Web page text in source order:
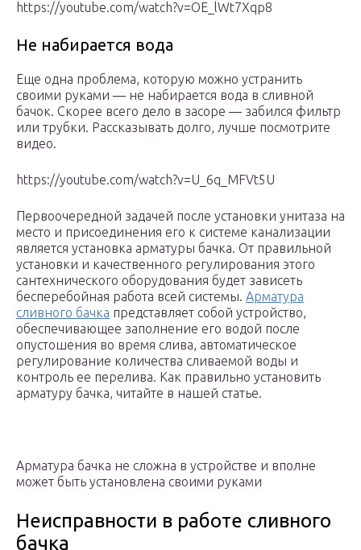
https://youtube.com/watch?v=OE_lWt7Xqp8
Не набирается вода
Еще одна проблема, которую можно устранить
своими руками — не набирается вода в сливной
бачок. Скорее всего дело в засоре — забился фильтр
или трубки. Рассказывать долго, лучше посмотрите
видео.
https://youtube.com/watch?v=U_6q_MFVt5U
Первоочередной задачей после установки унитаза на
место и присоединения его к системе канализации
является установка арматуры бачка. От правильной
установки и качественного регулирования этого
сантехнического оборудования будет зависеть
бесперебойная работа всей системы. Арматура
сливного бачка представляет собой устройство,
обеспечивающее заполнение его водой после
опустошения во время слива, автоматическое
регулирование количества сливаемой воды и
контроль ее перелива. Как правильно установить
арматуру бачка, читайте в нашей статье.
Арматура бачка не сложна в устройстве и вполне
может быть установлена своими руками
Неисправности в работе сливного
бачка